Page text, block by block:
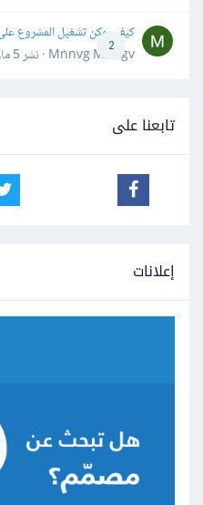
2
كيف يمكن تشغيل المشروع
Mnnvg Mnbgv · نشر
5 مارس 2025
تابعنا على
إعلانات